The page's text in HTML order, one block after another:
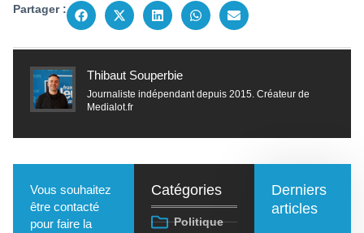
Partager :
Thibaut Souperbie
Journaliste indépendant depuis 2015. Créateur de
Medialot.fr
Vous souhaitez
être contacté
pour faire la
Catégories
Politique
Derniers
articles